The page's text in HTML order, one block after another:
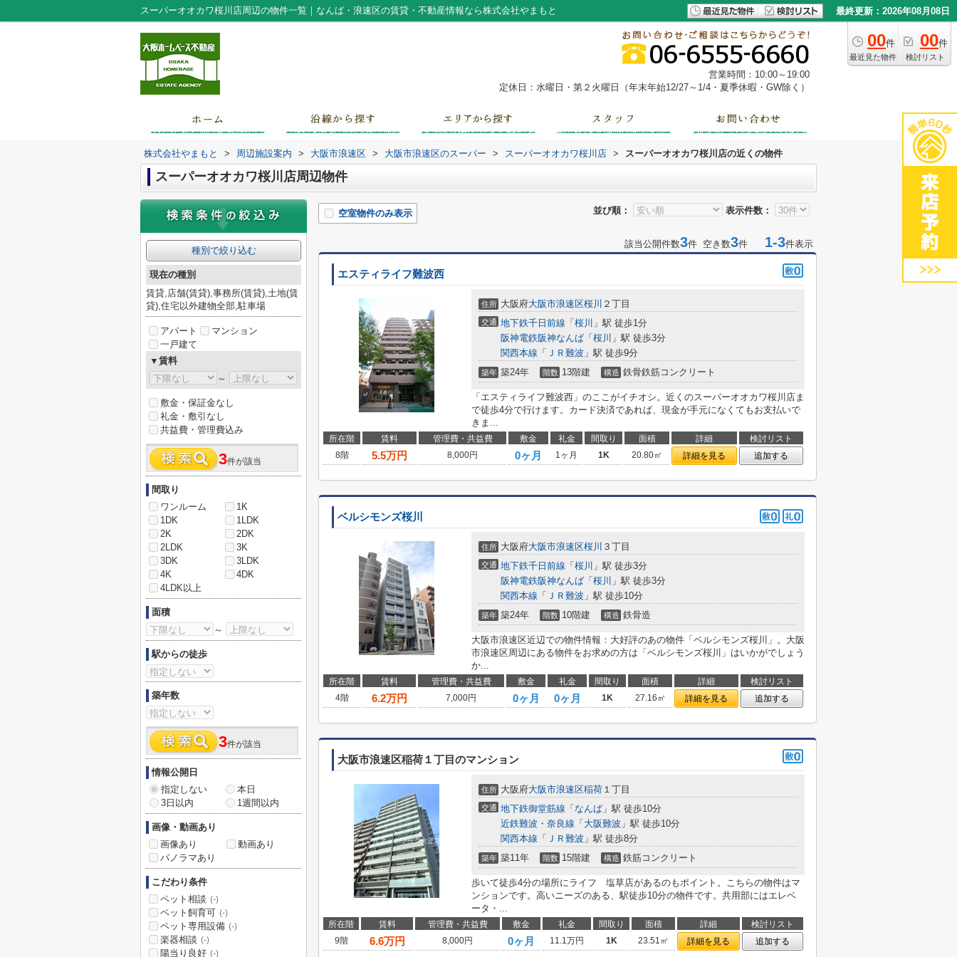
スーパーオオカワ桜川店周辺の物件一覧｜なんば・浪速区の賃貸・不動産情報なら株式会社やまもと 最終更新：2026年08月08日
00件
最近見た物件
00件
検討リスト
営業時間：10:00～19:00
定休日：水曜日・第２火曜日（年末年始12/27～1/4・夏季休暇・GW除く）
株式会社やまもと > 周辺施設案内 > 大阪市浪速区 > 大阪市浪速区のスーパー > スーパーオオカワ桜川店 > スーパーオオカワ桜川店の近くの物件
スーパーオオカワ桜川店周辺物件
並び順： 表示件数：
空室物件のみ表示
該当公開件数3件 空き数3件 1-3件表示
エスティライフ難波西
住所 大阪府大阪市浪速区桜川 ２丁目
交通 地下鉄千日前線 「 桜川 」駅 徒歩1分
阪神電鉄阪神なんば 「 桜川 」駅 徒歩3分
関西本線 「 ＪＲ難波 」駅 徒歩9分
築年 築24年 階数 13階建 構造 鉄骨鉄筋コンクリート
「エスティライフ難波西」のここがイチオシ。近くのスーパーオオカワ桜川店ま
で徒歩4分で行けます。カード決済であれば、現金が手元になくてもお支払いで
きま...
所在階 賃料 管理費・共益費 敷金 礼金 間取り 面積 詳細
検討リスト
8階
5.5万円 8,000円 0ヶ月 1ヶ月 1K 20.80㎡ 詳細を見る 追加する
ベルシモンズ桜川
住所 大阪府大阪市浪速区桜川 ３丁目
交通 地下鉄千日前線 「 桜川 」駅 徒歩3分
阪神電鉄阪神なんば 「 桜川 」駅 徒歩3分
関西本線 「 ＪＲ難波 」駅 徒歩10分
築年 築24年 階数 10階建 構造 鉄骨造
大阪市浪速区近辺での物件情報：大好評のあの物件「ベルシモンズ桜川」。大阪
市浪速区周辺にある物件をお求めの方は「ベルシモンズ桜川」はいかがでしょう
か...
所在階 賃料 管理費・共益費 敷金 礼金 間取り 面積 詳細
検討リスト
4階
6.2万円 7,000円 0ヶ月 0ヶ月 1K 27.16㎡ 詳細を見る 追加する
大阪市浪速区稲荷１丁目のマンション
住所 大阪府大阪市浪速区稲荷 １丁目
交通 地下鉄御堂筋線 「 なんば 」駅 徒歩10分
近鉄難波・奈良線 「 大阪難波 」駅 徒歩10分
関西本線 「 ＪＲ難波 」駅 徒歩8分
築年 築11年 階数 15階建 構造 鉄筋コンクリート
歩いて徒歩4分の場所にライフ 塩草店があるのもポイント。こちらの物件はマ
ンションです。高いニーズのある、駅徒歩10分の物件です。共用部にはエレベ
ータ・...
所在階 賃料 管理費・共益費 敷金 礼金 間取り 面積 詳細
検討リスト
9階
6.6万円 8,000円 0ヶ月 11.1万円 1K 23.51㎡ 詳細を見る 追加する
種別で絞り込む
現在の種別
賃貸,店舗(賃貸),事務所(賃貸),土地(賃
貸),住宅以外建物全部,駐車場
アパート
マンション
一戸建て
▼賃料
～
敷金・保証金なし
礼金・敷引なし
共益費・管理費込み
3件が該当
間取り
ワンルーム
1K
1DK
1LDK
2K
2DK
2LDK
3K
3DK
3LDK
4K
4DK
4LDK以上
面積
～
駅からの徒歩
築年数
3件が該当
情報公開日
指定しない
本日
3日以内
1週間以内
画像・動画あり
画像あり
動画あり
パノラマあり
こだわり条件
ペット相談 (-)
ペット飼育可 (-)
ペット専用設備 (-)
楽器相談 (-)
陽当り良好 (-)